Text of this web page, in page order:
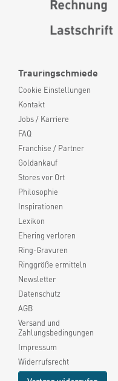
Trauringschmiede
Cookie Einstellungen
Kontakt
Jobs / Karriere
FAQ
Franchise / Partner
Goldankauf
Stores vor Ort
Philosophie
Inspirationen
Lexikon
Ehering verloren
Ring-Gravuren
Ringgröße ermitteln
Newsletter
Datenschutz
AGB
Versand und
Zahlungsbedingungen
Impressum
Widerrufsrecht